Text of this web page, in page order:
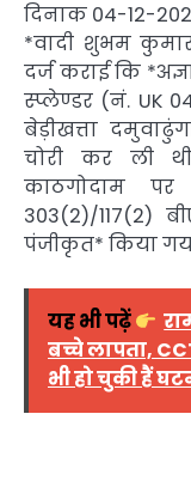
दिनाक 04-12-
*वादी शुभम
दर्ज कराई कि
स्प्लेण्डर (नं. UK
बेड़ीखत्ता
चोरी कर ली
काठगोदाम
303(2)/117(2)
पंजीकृत* किया
यह भी पढ़ें
बच्चे लापता,
भी हो चुकी हैं